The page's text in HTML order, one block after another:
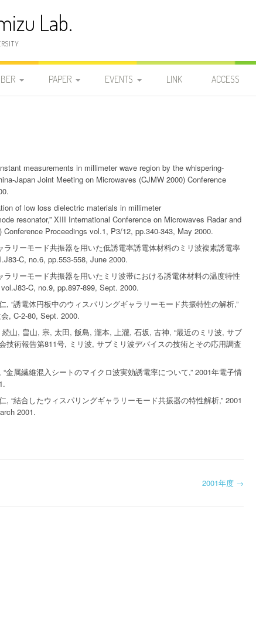
Lab.
MASTER 2
BACHELOR
研 MASTER 2
BACHELOR
PAPER
2015-2019
2005-2009
2000-2004
1995-1999
2020-2024
2010-2014
2005-2009
2000-2004
1995-1999
EVENTS
2021
2020
2015-2019
2017
2016
2015
2013
2012
2011
2010
2005-2009 2009
2008
2006
2005
1999-2004 2004
2003
LINK ACCESS
measurements in millimeter wave region by the whispering-
Japan Joint Meeting on Microwaves (CJMW 2000) Conference
of low loss dielectric materials in millimeter
resonator,” XIII International Conference on Microwaves Radar and
Proceedings vol.1, P3/12, pp.340-343, May 2000.
リーモード共振器を用いた低誘電率誘電体材料のミリ波複素誘電率
C, no.6, pp.553-558, June 2000.
リーモード共振器を用いたミリ波帯における誘電体材料の温度特性
C, no.9, pp.897-899, Sept. 2000.
“誘電体円板中のウィスパリングギャラリーモード共振特性の解析,”
, C-2-80, Sept. 2000.
山, 畠山, 宗, 太田, 飯島, 瀧本, 上瀧, 石坂, 古神, “最近のミリ波, サブ
技術報告第811号, ミリ波, サブミリ波デバイスの技術とその応用調査
属繊維混入シートのマイクロ波実効誘電率について,” 2001年電子情
“結合したウィスパリングギャラリーモード共振器の特性解析,” 2001
2001.
2001年度 →